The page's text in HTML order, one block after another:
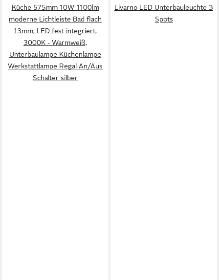
Küche 575mm 10W 1100lm
moderne Lichtleiste Bad flach
13mm, LED fest integriert,
3000K - Warmweiß,
Unterbaulampe Küchenlampe
Werkstattlampe Regal An/Aus
Schalter silber
Livarno LED Unterbauleuchte 3
Spots